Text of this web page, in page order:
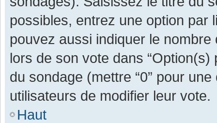
possibles, entrez une option par
pouvez aussi indiquer le
lors de son vote dans “Option(s)
du sondage (mettre “0” pour
utilisateurs de modifier leur vote.
Haut